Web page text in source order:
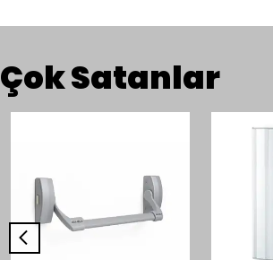
Çok Satanlar